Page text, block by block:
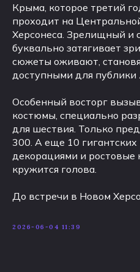
Крыма, которое третий
проходит на
Херсонеса. Зрелищный и
буквально затягивает
сюжеты оживают,
доступными для публики
Особенный восторг
костюмы, специально
для шествия. Только
300. А еще 10
декорациями и ростовые
кружится голова.
До встречи в Новом
2026-06-04 11:39